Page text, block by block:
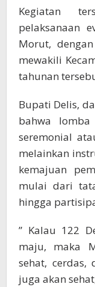
Kegiatan
pelaksanaan
Morut,
mewakili
tahunan
Bupati Delis,
bahwa
seremonial
melainkan
kemajuan
mulai dari
hingga
” Kalau 122
maju, maka
sehat, cerdas,
juga akan